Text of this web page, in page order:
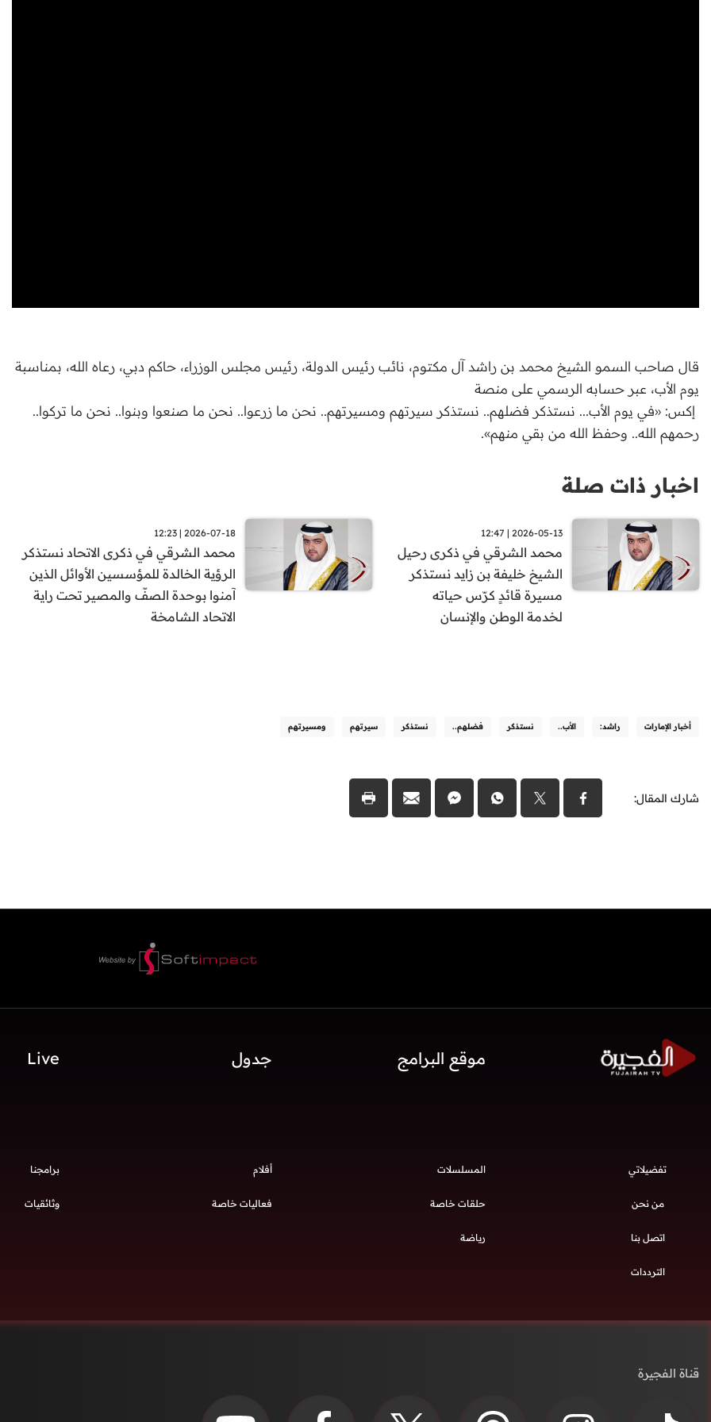
قال صاحب السمو الشيخ محمد بن راشد آل مكتوم، نائب رئيس الدولة، رئيس مجلس الوزراء، حاكم دبي، رعاه الله، بمناسبة
يوم الأب، عبر حسابه الرسمي على منصة
إكس: «في يوم الأب... نستذكر فضلهم.. نستذكر سيرتهم ومسيرتهم.. نحن ما زرعوا.. نحن ما صنعوا وبنوا.. نحن ما تركوا..
رحمهم الله.. وحفظ الله من بقي منهم».
اخبار ذات صلة
2026-05-13 | 12:47
محمد الشرقي في ذكرى رحيل
الشيخ خليفة بن زايد نستذكر
مسيرة قائدٍ كرّس حياته
لخدمة الوطن والإنسان
2026-07-18 | 12:23
محمد الشرقي في ذكرى الاتحاد نستذكر
الرؤية الخالدة للمؤسسين الأوائل الذين
آمنوا بوحدة الصفّ والمصير تحت راية
الاتحاد الشامخة
أخبار الإمارات راشد: الأب.. نستذكر فضلهم.. نستذكر سيرتهم ومسيرتهم
شارك المقال:
موقع البرامج جدول Live
تفضيلاتي
من نحن
اتصل بنا
الترددات
المسلسلات أفلام برامجنا
حلقات خاصة فعاليات خاصة وثائقيات
رياضة
قناة الفجيرة